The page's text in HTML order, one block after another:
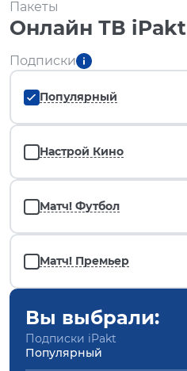
Пакеты
Онлайн ТВ iPakt
Подписки
Популярный
Настрой Кино
Матч! Футбол
Матч! Премьер
Вы выбрали:
Подписки iPakt
Популярный